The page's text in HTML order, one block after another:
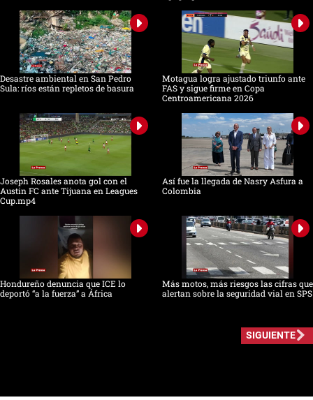
Desastre ambiental en San Pedro
Sula: ríos están repletos de basura
Motagua logra ajustado triunfo ante
FAS y sigue firme en Copa
Centroamericana 2026
Joseph Rosales anota gol con el
Austin FC ante Tijuana en Leagues
Cup.mp4
Así fue la llegada de Nasry Asfura a
Colombia
Hondureño denuncia que ICE lo
deportó “a la fuerza” a África
Más motos, más riesgos las cifras que
alertan sobre la seguridad vial en SPS
SIGUIENTE